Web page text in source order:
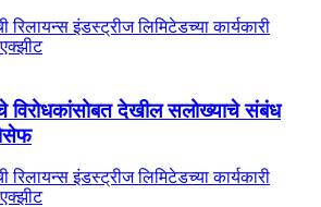
विरोधकांसोबत देखील सलोख्याचे संबंध